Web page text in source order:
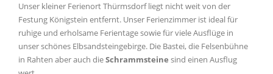
Unser kleiner Ferienort Thürmsdorf liegt nicht weit von der
Festung Königstein entfernt. Unser Ferienzimmer ist ideal für
ruhige und erholsame Ferientage sowie für viele Ausflüge in
unser schönes Elbsandsteingebirge. Die Bastei, die Felsenbühne
in Rahten aber auch dieSchrammsteine sind einen Ausflug